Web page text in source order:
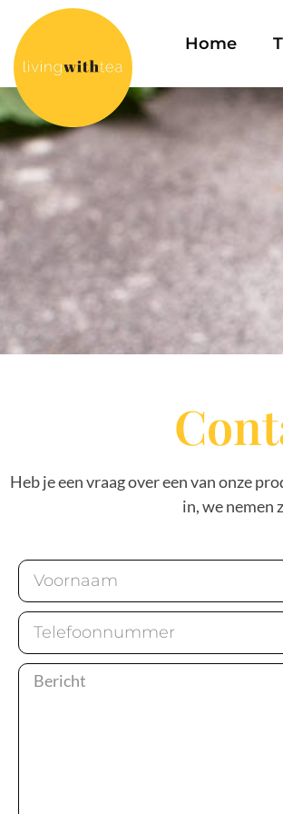
Home
Heb je een vraag over een van onze
in, we nemen